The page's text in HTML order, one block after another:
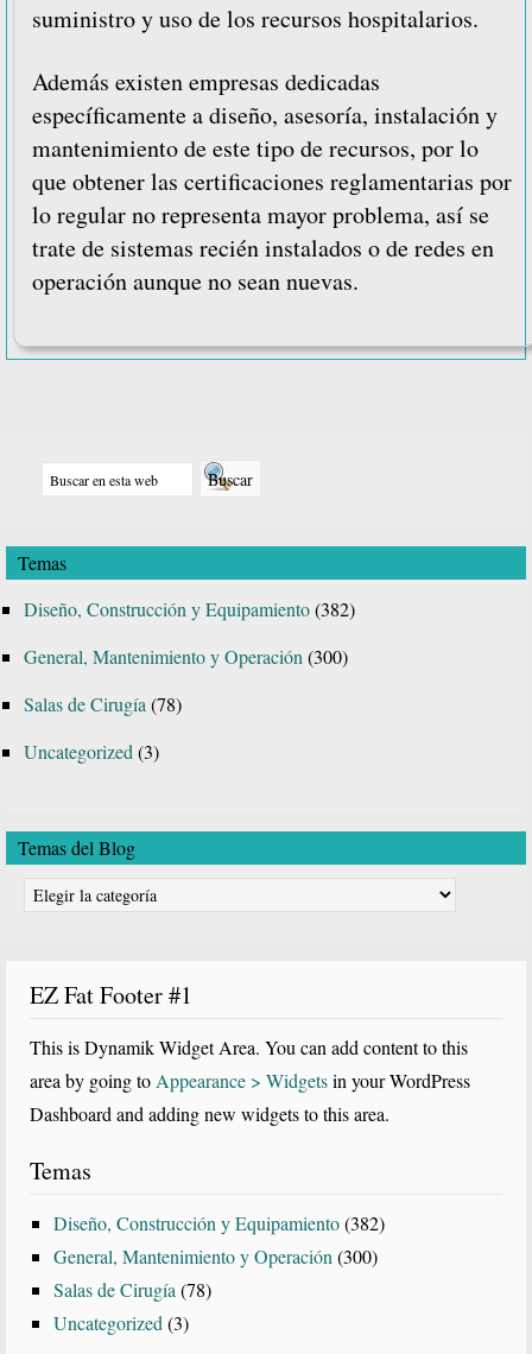
suministro y uso de los recursos hospitalarios.
Además existen empresas dedicadas
específicamente a diseño, asesoría, instalación y
mantenimiento de este tipo de recursos, por lo
que obtener las certificaciones reglamentarias por
lo regular no representa mayor problema, así se
trate de sistemas recién instalados o de redes en
operación aunque no sean nuevas.
lateral
web
Temas
Diseño, Construcción y Equipamiento(382)
General, Mantenimiento y Operación(300)
Salas de Cirugía(78)
Uncategorized(3)
Temas del Blog
Temas
del
EZ Fat Footer #1
This is Dynamik Widget Area. You can add content to this
area by going toAppearance > Widgetsin your WordPress
Dashboard and adding new widgets to this area.
Temas
Diseño, Construcción y Equipamiento(382)
General, Mantenimiento y Operación(300)
Salas de Cirugía(78)
Uncategorized(3)